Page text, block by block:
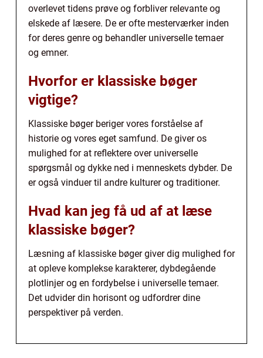
overlevet tidens prøve og forbliver relevante og
elskede af læsere. De er ofte mesterværker inden
for deres genre og behandler universelle temaer
og emner.
Hvorfor er klassiske bøger
vigtige?
Klassiske bøger beriger vores forståelse af
historie og vores eget samfund. De giver os
mulighed for at reflektere over universelle
spørgsmål og dykke ned i menneskets dybder. De
er også vinduer til andre kulturer og traditioner.
Hvad kan jeg få ud af at læse
klassiske bøger?
Læsning af klassiske bøger giver dig mulighed for
at opleve komplekse karakterer, dybdegående
plotlinjer og en fordybelse i universelle temaer.
Det udvider din horisont og udfordrer dine
perspektiver på verden.